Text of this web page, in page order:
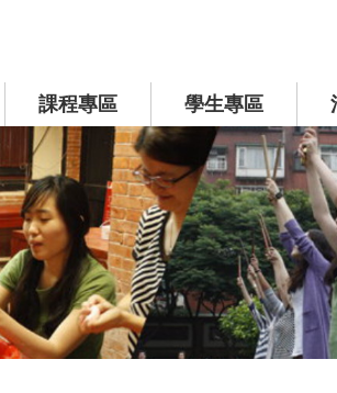
課程專區 學生專區